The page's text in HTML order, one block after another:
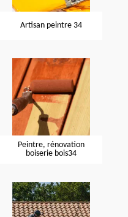
Artisan peintre 34
Peintre, rénovation
boiserie bois34